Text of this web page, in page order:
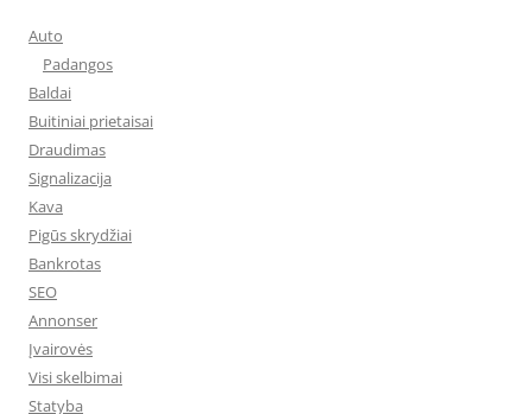
Auto
Padangos
Baldai
Buitiniai prietaisai
Draudimas
Signalizacija
Kava
Pigūs skrydžiai
Bankrotas
SEO
Annonser
Įvairovės
Visi skelbimai
Statyba